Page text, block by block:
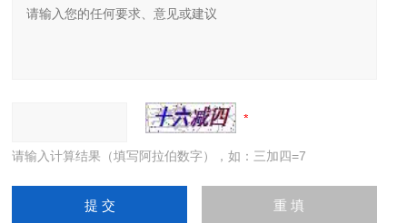
请输入计算结果（填写阿拉伯数字），如：三加四=7